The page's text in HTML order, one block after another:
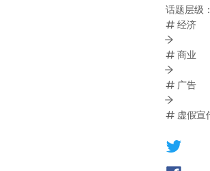
话题层级：
经济
商业
广告
虚假宣